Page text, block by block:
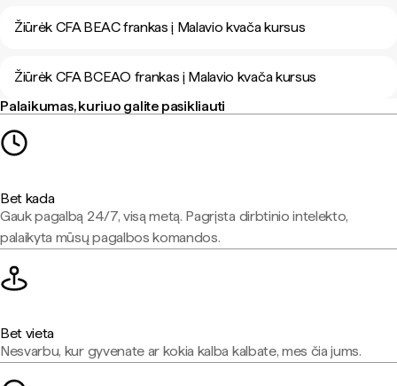
Žiūrėk CFA BEAC frankas į Malavio kvača kursus
Žiūrėk CFA BCEAO frankas į Malavio kvača kursus
Palaikumas, kuriuo galite pasikliauti
Bet kada
Gauk pagalbą 24/7, visą metą. Pagrįsta dirbtinio intelekto,
palaikyta mūsų pagalbos komandos.
Bet vieta
Nesvarbu, kur gyvenate ar kokia kalba kalbate, mes čia jums.